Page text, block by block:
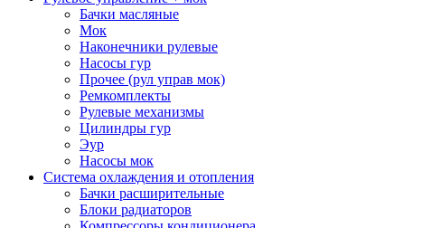
Бачки масляные
Мок
Наконечники рулевые
Насосы гур
Прочее (рул управ мок)
Ремкомплекты
Рулевые механизмы
Цилиндры гур
Эур
Насосы мок
Система охлаждения и отопления
Бачки расширительные
Блоки радиаторов